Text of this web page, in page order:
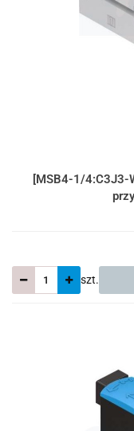
[MSB4-1/4:C3J3-
szt.